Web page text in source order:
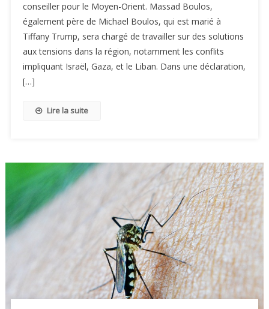
conseiller pour le Moyen-Orient. Massad Boulos,
également père de Michael Boulos, qui est marié à
Tiffany Trump, sera chargé de travailler sur des solutions
aux tensions dans la région, notamment les conflits
impliquant Israël, Gaza, et le Liban. Dans une déclaration,
[…]
Lire la suite